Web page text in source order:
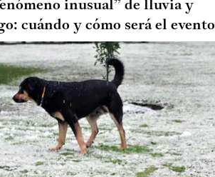
inusual” de lluvia y
cuándo y cómo será el evento